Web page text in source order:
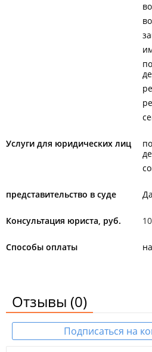
Услуги для юридических лиц
представительство в суде Да
Консультация юриста, руб.
Способы оплаты
Отзывы (0)
Подписаться на